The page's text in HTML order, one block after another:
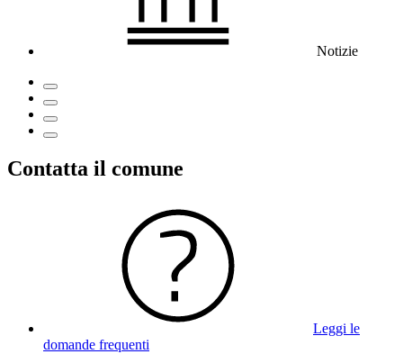
Notizie
Contatta il comune
Leggi le
domande frequenti